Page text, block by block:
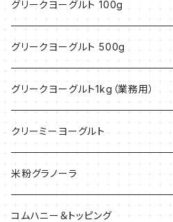
グリークヨーグルト 100g
グリークヨーグルト 500g
グリークヨーグルト1kg（業務用）
クリーミーヨーグルト
米粉グラノーラ
40g
コムハニー＆トッピング